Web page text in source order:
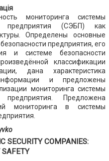
мониторинга системы
предприятия (СЭБП) как
Определены основные
предприятия, его
и системе безопасности
классификации
дана характеристика
и предложены
мониторинга системы
предприятия. Предложена
мониторинга в системы
SECURITY COMPANIES: